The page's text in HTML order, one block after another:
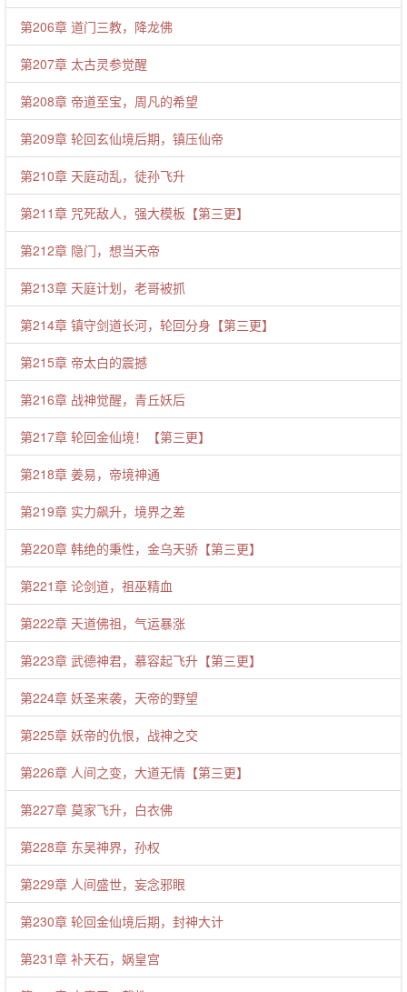
第206章 道门三教，降龙佛
第207章 太古灵参觉醒
第208章 帝道至宝，周凡的希望
第209章 轮回玄仙境后期，镇压仙帝
第210章 天庭动乱，徒孙飞升
第211章 咒死敌人，强大模板【第三更】
第212章 隐门，想当天帝
第213章 天庭计划，老哥被抓
第214章 镇守剑道长河，轮回分身【第三更】
第215章 帝太白的震撼
第216章 战神觉醒，青丘妖后
第217章 轮回金仙境！【第三更】
第218章 姜易，帝境神通
第219章 实力飙升，境界之差
第220章 韩绝的秉性，金乌天骄【第三更】
第221章 论剑道，祖巫精血
第222章 天道佛祖，气运暴涨
第223章 武德神君，慕容起飞升【第三更】
第224章 妖圣来袭，天帝的野望
第225章 妖帝的仇恨，战神之交
第226章 人间之变，大道无情【第三更】
第227章 莫家飞升，白衣佛
第228章 东吴神界，孙权
第229章 人间盛世，妄念邪眼
第230章 轮回金仙境后期，封神大计
第231章 补天石，娲皇宫